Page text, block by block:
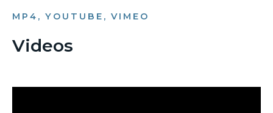
MP4, YOUTUBE, VIMEO
Videos